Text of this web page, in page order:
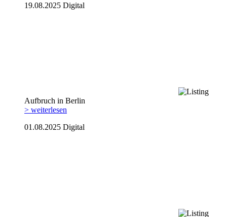
19.08.2025 Digital
Aufbruch in Berlin
> weiterlesen
01.08.2025 Digital